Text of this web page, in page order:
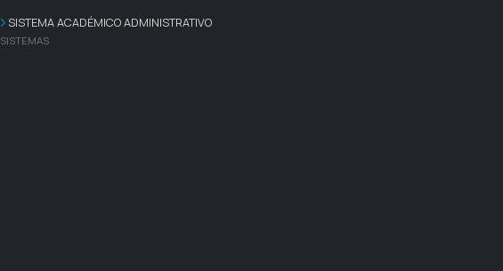
SISTEMA ACADÉMICO ADMINISTRATIVO
SISTEMAS